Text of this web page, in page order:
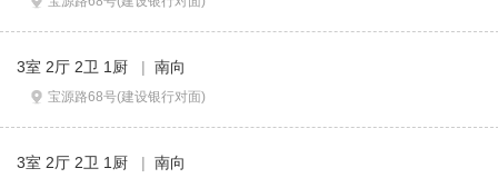
3室 2厅 2卫 1厨 | 南向
宝源路68号(建设银行对面)
3室 2厅 2卫 1厨 | 南向